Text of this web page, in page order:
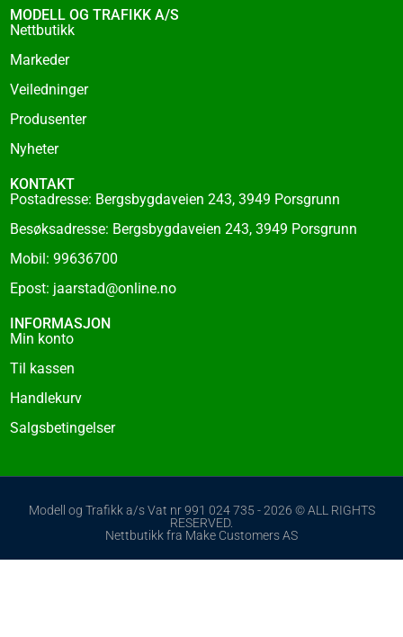
o
o
-
f
MODELL OG TRAFIKK A/S
Nettbutikk
Markeder
Veiledninger
Produsenter
Nyheter
KONTAKT
Postadresse: Bergsbygdaveien 243, 3949 Porsgrunn
Besøksadresse: Bergsbygdaveien 243, 3949 Porsgrunn
Mobil: 99636700
Epost: jaarstad@online.no
INFORMASJON
Min konto
Til kassen
Handlekurv
Salgsbetingelser
Modell og Trafikk a/s Vat nr 991 024 735 - 2026 © ALL RIGHTS
RESERVED.
Nettbutikk fra Make Customers AS